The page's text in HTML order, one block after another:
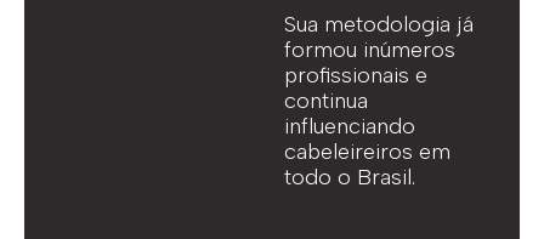
Sua metodologia já
formou inúmeros
profissionais e
continua
influenciando
cabeleireiros em
todo o Brasil.